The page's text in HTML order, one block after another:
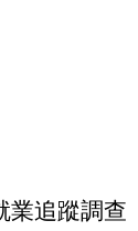
業追蹤調查